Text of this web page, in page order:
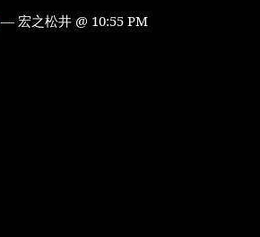
— 宏之松井 @ 10:55 PM